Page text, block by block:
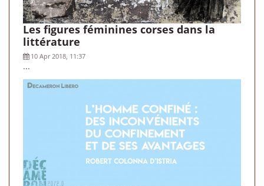
Les figures féminines corses dans la
littérature
10 Apr 2018, 11:37
...